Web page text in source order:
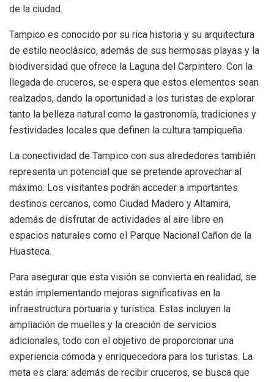
de la ciudad.
Tampico es conocido por su rica historia y su arquitectura
de estilo neoclásico, además de sus hermosas playas y la
biodiversidad que ofrece la Laguna del Carpintero. Con la
llegada de cruceros, se espera que estos elementos sean
realzados, dando la oportunidad a los turistas de explorar
tanto la belleza natural como la gastronomía, tradiciones y
festividades locales que definen la cultura tampiqueña.
La conectividad de Tampico con sus alrededores también
representa un potencial que se pretende aprovechar al
máximo. Los visitantes podrán acceder a importantes
destinos cercanos, como Ciudad Madero y Altamira,
además de disfrutar de actividades al aire libre en
espacios naturales como el Parque Nacional Cañon de la
Huasteca.
Para asegurar que esta visión se convierta en realidad, se
están implementando mejoras significativas en la
infraestructura portuaria y turística. Estas incluyen la
ampliación de muelles y la creación de servicios
adicionales, todo con el objetivo de proporcionar una
experiencia cómoda y enriquecedora para los turistas. La
meta es clara: además de recibir cruceros, se busca que